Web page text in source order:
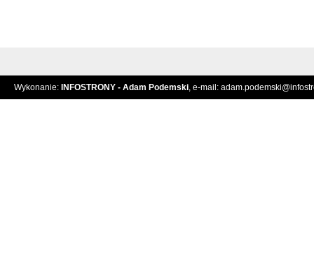
Wykonanie: INFOSTRONY - Adam Podemski, e-mail: